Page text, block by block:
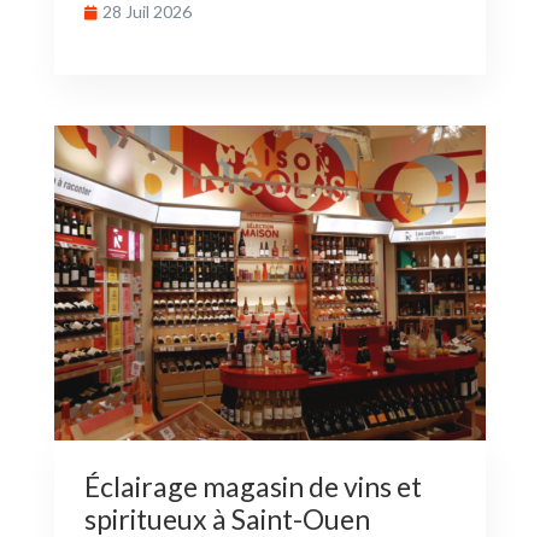
28 Juil 2026
Éclairage magasin de vins et
spiritueux à Saint-Ouen